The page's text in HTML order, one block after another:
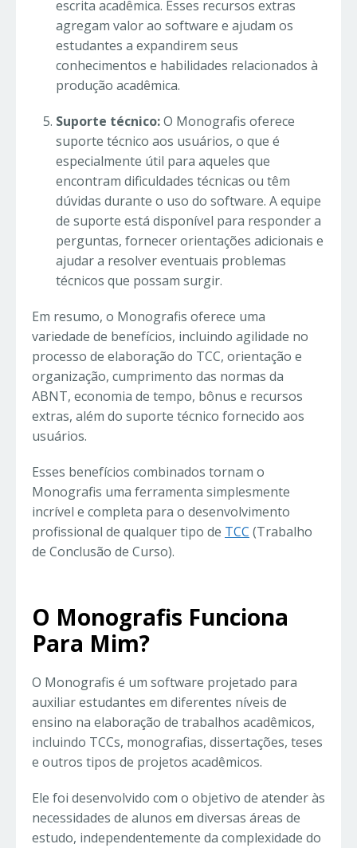
escrita acadêmica. Esses recursos extras
agregam valor ao software e ajudam os
estudantes a expandirem seus
conhecimentos e habilidades relacionados à
produção acadêmica.
Suporte técnico:O Monografis oferece
suporte técnico aos usuários, o que é
especialmente útil para aqueles que
encontram dificuldades técnicas ou têm
dúvidas durante o uso do software. A equipe
de suporte está disponível para responder a
perguntas, fornecer orientações adicionais e
ajudar a resolver eventuais problemas
técnicos que possam surgir.
Em resumo, o Monografis oferece uma
variedade de benefícios, incluindo agilidade no
processo de elaboração do TCC, orientação e
organização, cumprimento das normas da
ABNT, economia de tempo, bônus e recursos
extras, além do suporte técnico fornecido aos
usuários.
Esses benefícios combinados tornam o
Monografis uma ferramenta simplesmente
incrível e completa para o desenvolvimento
profissional de qualquer tipo de TCC (Trabalho
de Conclusão de Curso).
O Monografis Funciona
Para Mim?
O Monografis é um software projetado para
auxiliar estudantes em diferentes níveis de
ensino na elaboração de trabalhos acadêmicos,
incluindo TCCs, monografias, dissertações, teses
e outros tipos de projetos acadêmicos.
Ele foi desenvolvido com o objetivo de atender às
necessidades de alunos em diversas áreas de
estudo, independentemente da complexidade do